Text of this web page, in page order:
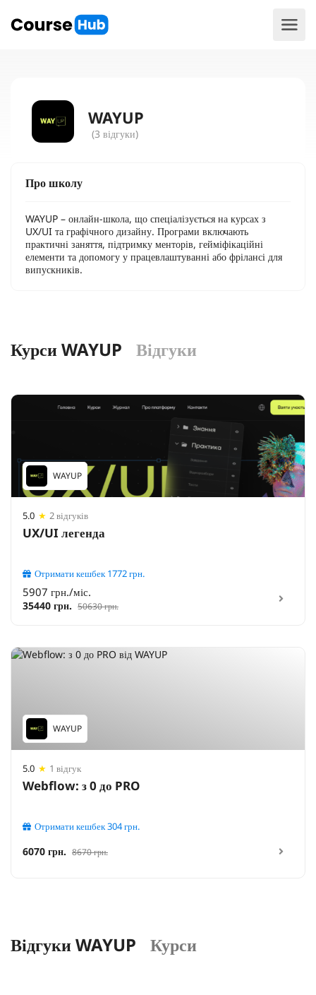
WAYUP
(3 відгуки)
Про школу
WAYUP – онлайн-школа, що спеціалізується на курсах з
UX/UI та графічного дизайну. Програми включають
практичні заняття, підтримку менторів, гейміфікаційні
елементи та допомогу у працевлаштуванні або фрілансі для
випускників​.
Курси WAYUP Відгуки
WAYUP
5.0 ★ 2 відгуків
UX/UI легенда
Отримати кешбек1772грн.
5907 грн./міс.
35440 грн. 50630 грн.
WAYUP
5.0 ★ 1 відгук
Webflow: з 0 до PRO
Отримати кешбек304грн.
6070 грн. 8670 грн.
Відгуки WAYUP Курси